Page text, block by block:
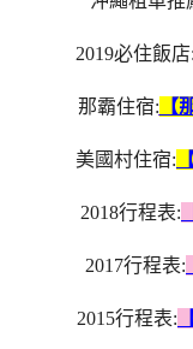
2019必住飯店:
那霸住宿: 【
美國村住宿:
2018行程表:
2017行程表:
2015行程表: